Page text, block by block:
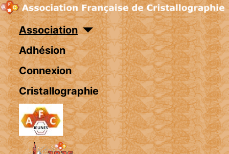
Association
Adhésion
Connexion
Cristallographie